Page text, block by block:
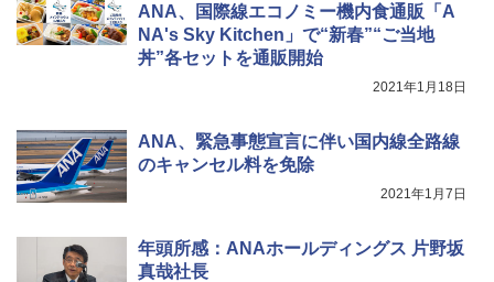
ANA、国際線エコノミー機内食通販「A
NA's Sky Kitchen」で“新春”“ご当地
丼”各セットを通販開始
2021年1月18日
ANA、緊急事態宣言に伴い国内線全路線
のキャンセル料を免除
2021年1月7日
年頭所感：ANAホールディングス 片野坂
真哉社長